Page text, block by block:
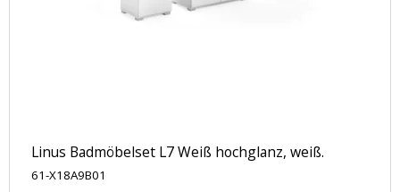
Linus Badmöbelset L7 Weiß hochglanz, weiß.
61-X18A9B01